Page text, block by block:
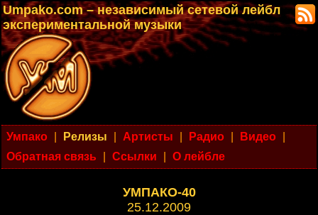
Umpako.com – независимый сетевой лейбл
экспериментальной музыки
Умпако Релизы Артисты Радио Видео
Обратная связь
Ссылки О лейбле
УМПАКО-40
25.12.2009